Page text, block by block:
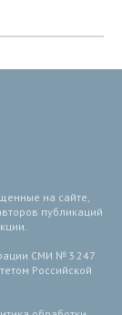
на сайте,
публикаций
СМИ № 3 247
Российской